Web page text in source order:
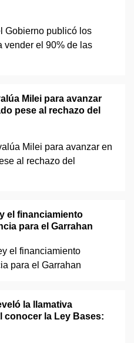
Milei para avanzar
pese al rechazo del
el financiamiento
para el Garrahan
la llamativa
conocer la Ley Bases: